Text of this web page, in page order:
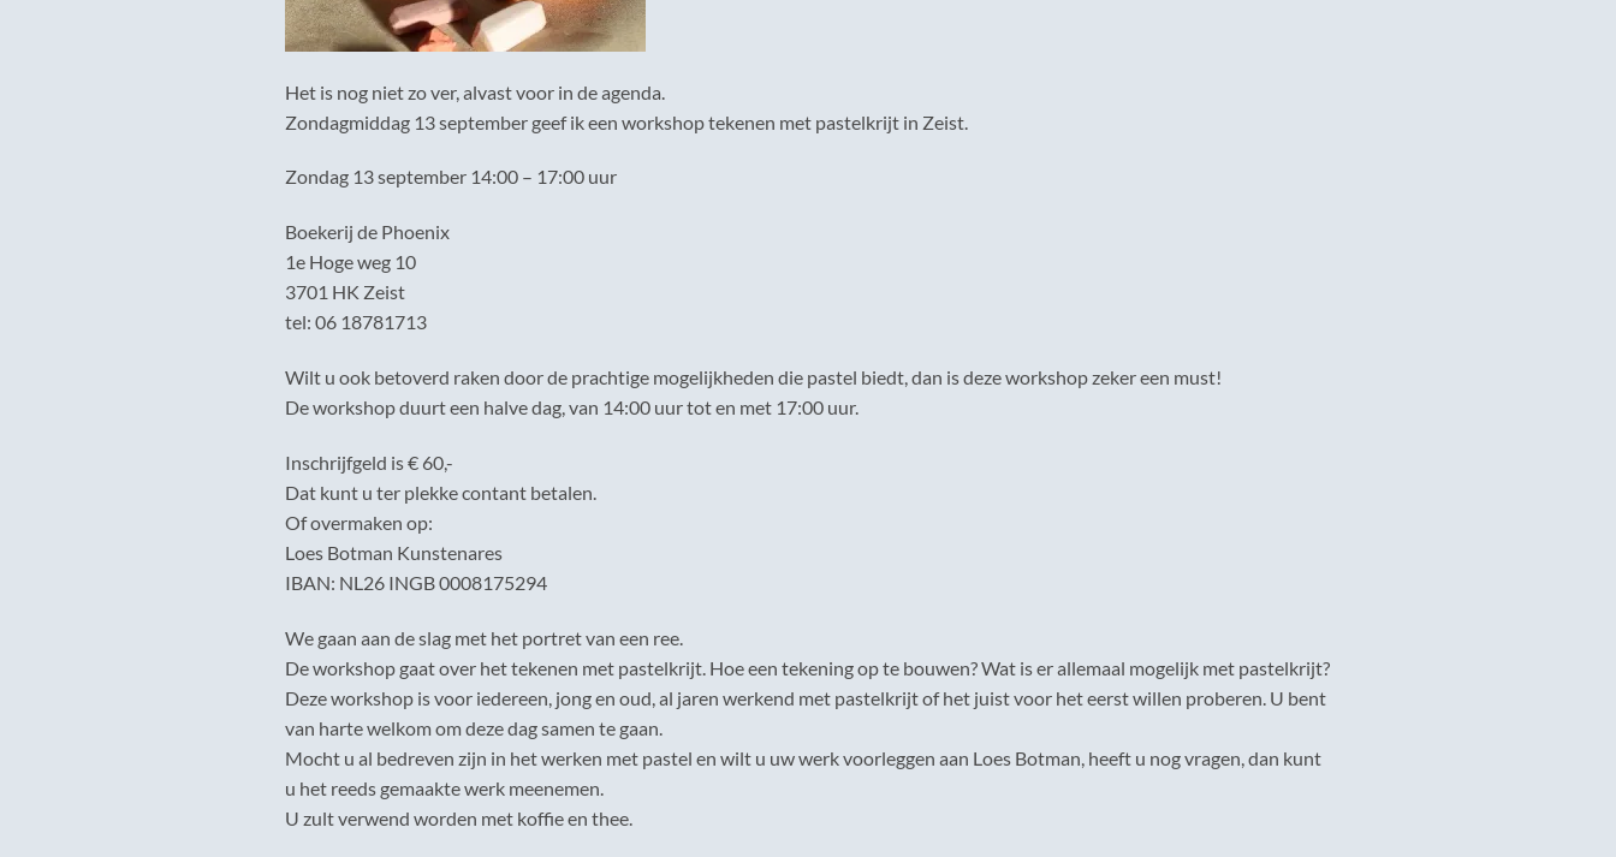
Het is nog niet zo ver, alvast voor in de agenda.
Zondagmiddag 13 september geef ik een workshop tekenen met pastelkrijt in Zeist.
Zondag 13 september 14:00 – 17:00 uur
Boekerij de Phoenix
1e Hoge weg 10
3701 HK Zeist
tel: 06 18781713
Wilt u ook betoverd raken door de prachtige mogelijkheden die pastel biedt, dan is deze workshop zeker een must!
De workshop duurt een halve dag, van 14:00 uur tot en met 17:00 uur.
Inschrijfgeld is € 60,-
Dat kunt u ter plekke contant betalen.
Of overmaken op:
Loes Botman Kunstenares
IBAN: NL26 INGB 0008175294
We gaan aan de slag met het portret van een ree.
De workshop gaat over het tekenen met pastelkrijt. Hoe een tekening op te bouwen? Wat is er allemaal mogelijk met pastelkrijt?
Deze workshop is voor iedereen, jong en oud, al jaren werkend met pastelkrijt of het juist voor het eerst willen proberen. U bent
van harte welkom om deze dag samen te gaan.
Mocht u al bedreven zijn in het werken met pastel en wilt u uw werk voorleggen aan Loes Botman, heeft u nog vragen, dan kunt
u het reeds gemaakte werk meenemen.
U zult verwend worden met koffie en thee.